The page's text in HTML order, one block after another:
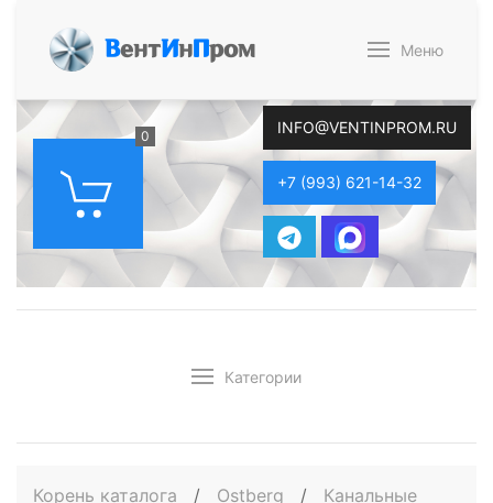
ВентИнПром Меню
0 INFO@VENTINPROM.RU
+7 (993) 621-14-32
Категории
Корень каталога / Ostberg /
Канальные